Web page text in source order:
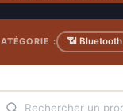
: 📶 Bluetooth